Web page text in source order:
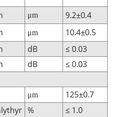
μm
9.2±0.4
μm
10.4±0.5
dB
≤ 0.03
dB
≤ 0.03
μm
125±0.7
%
≤ 1.0